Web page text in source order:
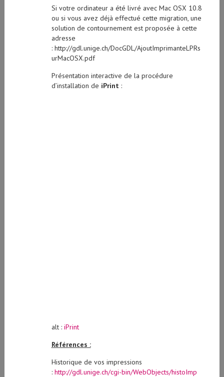
Si votre ordinateur a été livré avec Mac OSX 10.8
ou si vous avez déjà effectué cette migration, une
solution de contournement est proposée à cette
adresse
: http://gdl.unige.ch/DocGDL/AjoutImprimanteLPRs
urMacOSX.pdf
Présentation interactive de la procédure
d’installation de iPrint :
alt : iPrint
Références :
Historique de vos impressions
: http://gdl.unige.ch/cgi-bin/WebObjects/histoImp